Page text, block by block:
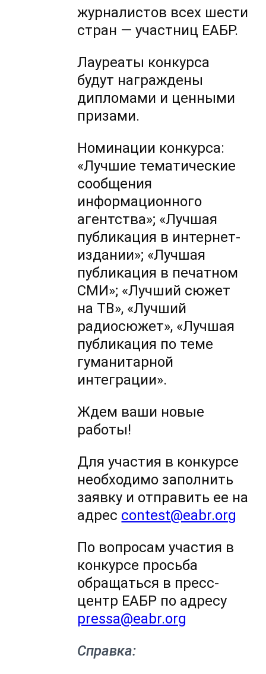
журналистов всех шести
стран — участниц ЕАБР.
Лауреаты конкурса
будут награждены
дипломами и ценными
призами.
Номинации конкурса:
«Лучшие тематические
сообщения
информационного
агентства»; «Лучшая
публикация в интернет-
издании»; «Лучшая
публикация в печатном
СМИ»; «Лучший сюжет
на ТВ», «Лучший
радиосюжет», «Лучшая
публикация по теме
гуманитарной
интеграции».
Ждем ваши новые
работы!
Для участия в конкурсе
необходимо заполнить
заявку и отправить ее на
адрес contest@eabr.org
По вопросам участия в
конкурсе просьба
обращаться в пресс-
центр ЕАБР по адресу
pressa@eabr.org
Справка: